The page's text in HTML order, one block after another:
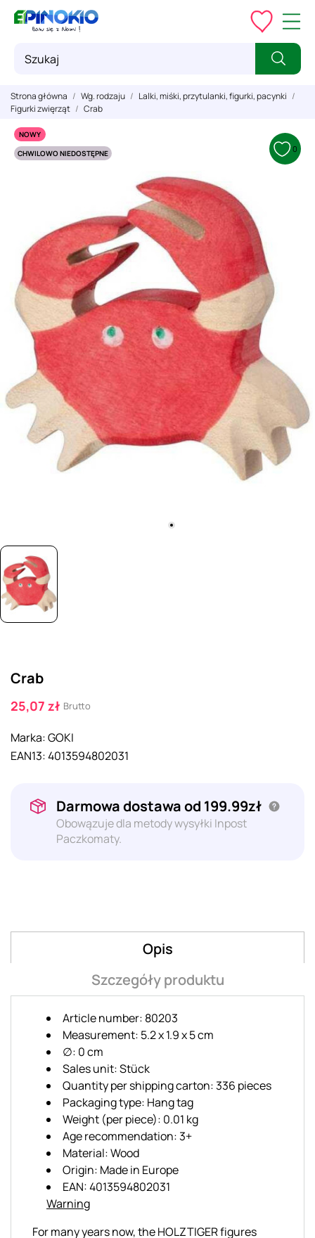
Strona główna Wg. rodzaju
Lalki, miśki, przytulanki, figurki, pacynki
Figurki zwięrząt
Crab
NOWY
CHWILOWO NIEDOSTĘPNE
0
Crab
25,07 zł Brutto
Marka:GOKI
EAN13:4013594802031
Darmowa dostawa od 199.99zł
Obowązuje dla metody wysyłki Inpost
Paczkomaty.
Opis
Szczegóły produktu
Article number: 80203
Measurement: 5.2 x 1.9 x 5 cm
∅: 0 cm
Sales unit: Stück
Quantity per shipping carton: 336 pieces
Packaging type: Hang tag
Weight (per piece): 0.01 kg
Age recommendation: 3+
Material: Wood
Origin: Made in Europe
EAN: 4013594802031
Warning
For many years now, the HOLZTIGER figures